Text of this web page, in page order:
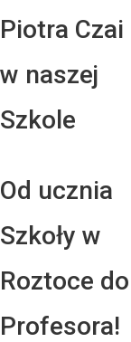
Piotra Czai
w naszej
Szkole
Od ucznia
Szkoły w
Roztoce do
Profesora!